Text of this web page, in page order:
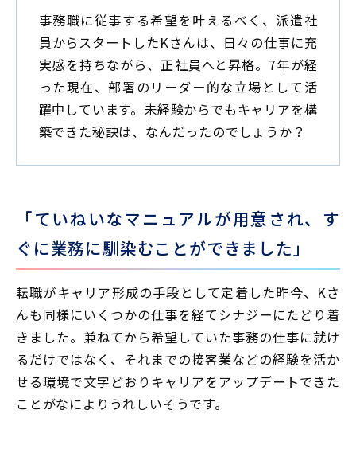
事務職に従事する希望を叶えるべく、派遣社
員からスタートしたKさんは、日々の仕事に充
実感を持ちながら、正社員へと昇格。7年が経
った現在、部署のリーダー的な立場として活
躍中しています。未経験からでもキャリアを構
築できた秘訣は、なんだったのでしょうか？
「ていねいなマニュアルが用意され、す
ぐに業務に馴染むことができました」
転職がキャリア形成の手段として定着した昨今、Kさ
んも同様にいくつかの仕事を経てシナジーにたどり着
きました。兼ねてから希望していた事務の仕事に就け
るだけではなく、それまでの接客業などの経験を活か
せる環境で文字どおりキャリアをアップデートできた
ことがなによりうれしいそうです。